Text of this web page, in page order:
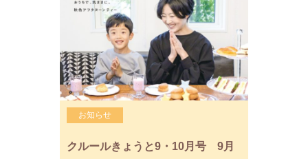
お知らせ
クルールきょうと9・10月号 9月